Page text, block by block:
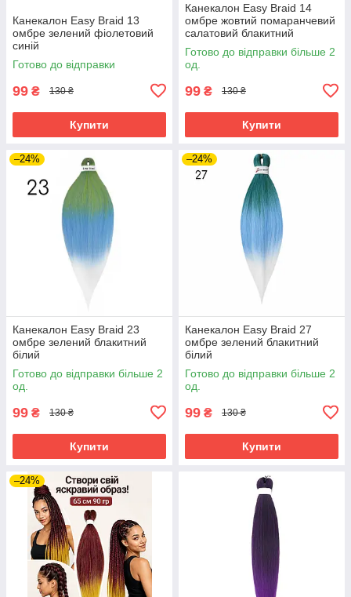
Канекалон Easy Braid 13
омбре зелений фіолетовий
синій
Готово до відправки
99 ₴ 130 ₴
Купити
Канекалон Easy Braid 14
омбре жовтий помаранчевий
салатовий блакитний
Готово до відправки більше 2
од.
99 ₴ 130 ₴
Купити
–24%
Канекалон Easy Braid 23
омбре зелений блакитний
білий
Готово до відправки більше 2
од.
99 ₴ 130 ₴
Купити
–24%
Канекалон Easy Braid 27
омбре зелений блакитний
білий
Готово до відправки більше 2
од.
99 ₴ 130 ₴
Купити
–24%